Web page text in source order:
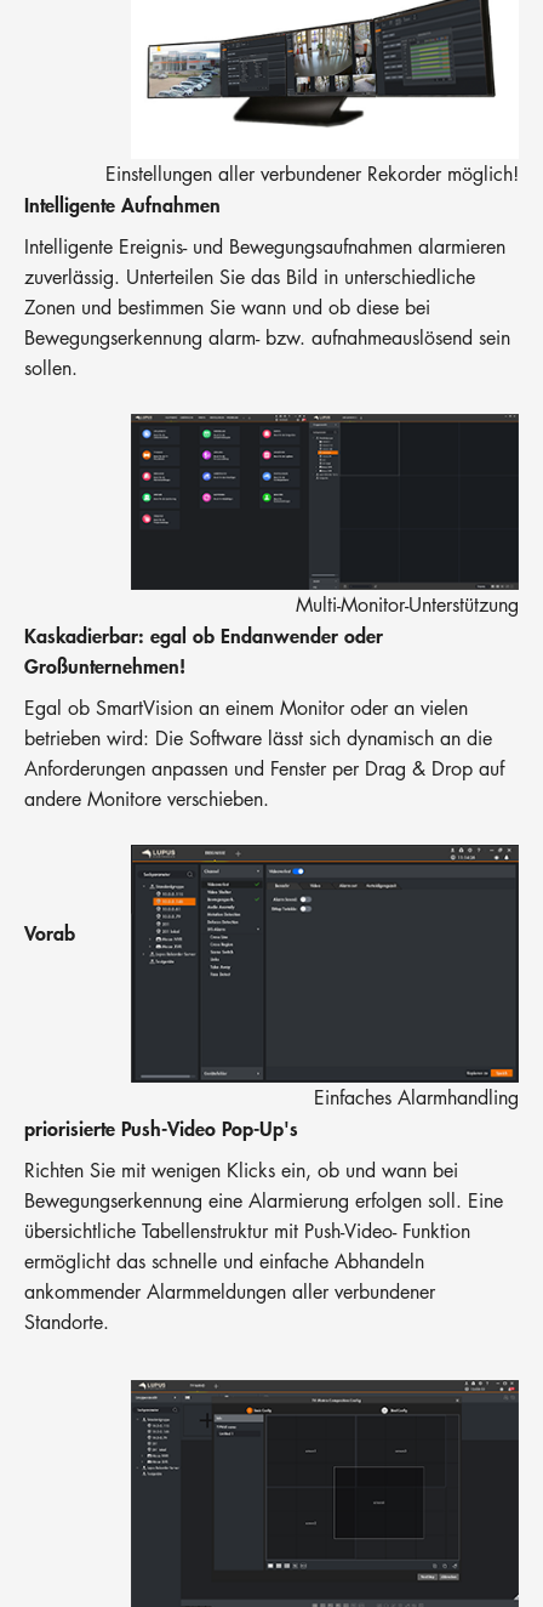
Einstellungen aller verbundener Rekorder möglich!
Intelligente Aufnahmen
Intelligente Ereignis- und Bewegungsaufnahmen alarmieren
zuverlässig. Unterteilen Sie das Bild in unterschiedliche
Zonen und bestimmen Sie wann und ob diese bei
Bewegungserkennung alarm- bzw. aufnahmeauslösend sein
sollen.
Multi-Monitor-Unterstützung
Kaskadierbar: egal ob Endanwender oder
Großunternehmen!
Egal ob SmartVision an einem Monitor oder an vielen
betrieben wird: Die Software lässt sich dynamisch an die
Anforderungen anpassen und Fenster per Drag & Drop auf
andere Monitore verschieben.
Einfaches Alarmhandling
Vorab
priorisierte Push-Video Pop-Up's
Richten Sie mit wenigen Klicks ein, ob und wann bei
Bewegungserkennung eine Alarmierung erfolgen soll. Eine
übersichtliche Tabellenstruktur mit Push-Video- Funktion
ermöglicht das schnelle und einfache Abhandeln
ankommender Alarmmeldungen aller verbundener
Standorte.